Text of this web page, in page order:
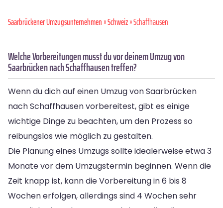
Saarbrückener Umzugsunternehmen»Schweiz» Schaffhausen
Welche Vorbereitungen musst du vor deinem Umzug von
Saarbrücken nach Schaffhausen treffen?
Wenn du dich auf einen Umzug von Saarbrücken
nach Schaffhausen vorbereitest, gibt es einige
wichtige Dinge zu beachten, um den Prozess so
reibungslos wie möglich zu gestalten.
Die Planung eines Umzugs sollte idealerweise etwa 3
Monate vor dem Umzugstermin beginnen. Wenn die
Zeit knapp ist, kann die Vorbereitung in 6 bis 8
Wochen erfolgen, allerdings sind 4 Wochen sehr